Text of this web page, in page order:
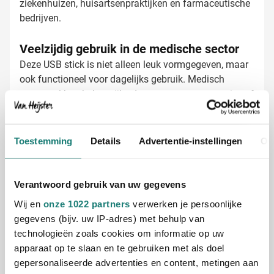
Toestemming Details Advertentie-instellingen
Verantwoord gebruik van uw gegevens
Wij en onze 1022 partners verwerken je persoonlijke
gegevens (bijv. uw IP-adres) met behulp van
technologieën zoals cookies om informatie op uw
apparaat op te slaan en te gebruiken met als doel
gepersonaliseerde advertenties en content, metingen aan
ziekenhuizen, huisartsenpraktijken en farmaceutische
bedrijven.
Veelzijdig gebruik in de medische sector
Deze USB stick is niet alleen leuk vormgegeven, maar
ook functioneel voor dagelijks gebruik. Medisch
personeel kan belangrijke documenten, presentaties of
patiëntinformatie (beveiligd) meenemen. De
zorgsector, wat deze USB stick een thematisch en
USB stick Medicine bedrukken met logo
professionele blikvanger. Personaliseer hem geheel
naar wens:
Met je bedrijfslogo in één of meerdere kleuren
Met een pakkende slogan of tekst
Met verschillende vormen van bedrukking mogelijk